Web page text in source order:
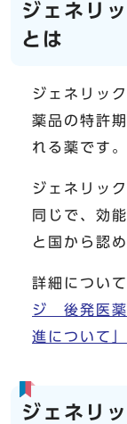
ジェネリ
とは
ジェネリッ
薬品の特許
れる薬です。
ジェネリッ
同じで、効
と国から認
詳細につい
ジ 後発医薬
進について」
ジェネリ